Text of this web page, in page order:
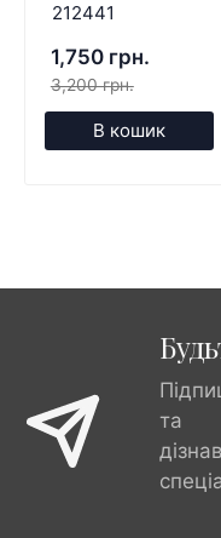
212441
1,750 грн.
3,200 грн.
В кошик
та